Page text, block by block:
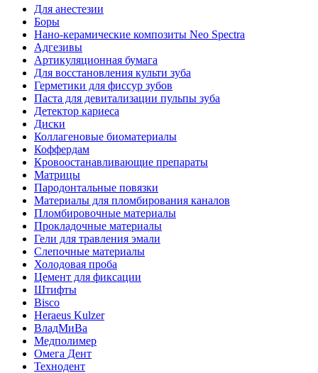
Для анестезии
Боры
Нано-керамические композиты Neo Spectra
Адгезивы
Артикуляционная бумага
Для восстановления культи зуба
Герметики для фиссур зубов
Паста для девитализации пульпы зуба
Детектор кариеса
Диски
Коллагеновые биоматериалы
Коффердам
Кровоостанавливающие препараты
Матрицы
Пародонтальные повязки
Материалы для пломбирования каналов
Пломбировочные материалы
Прокладочные материалы
Гели для травления эмали
Слепочные материалы
Холодовая проба
Цемент для фиксации
Штифты
Bisco
Heraeus Kulzer
ВладМиВа
Медполимер
Омега Дент
Технодент